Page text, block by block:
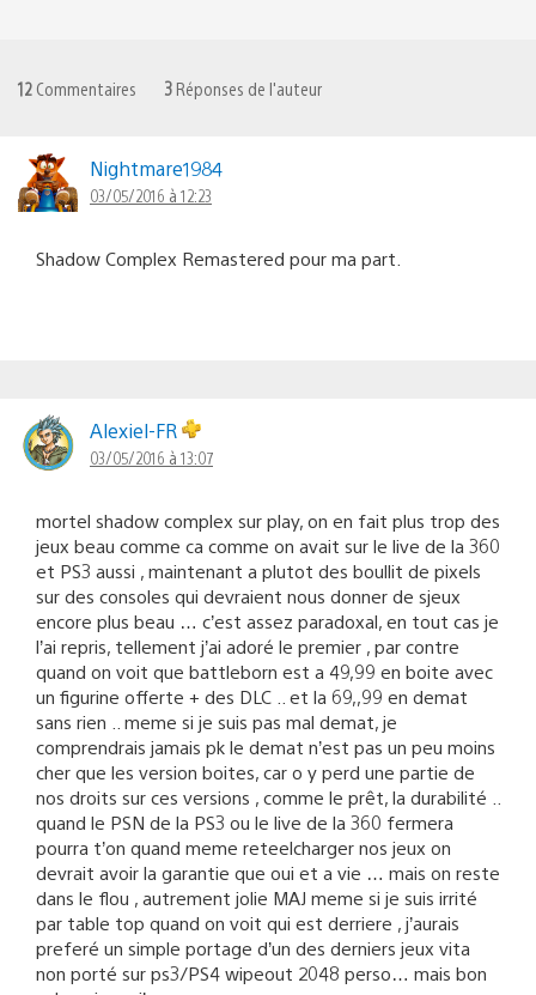
12 Commentaires 3 Réponses de l'auteur
Nightmare1984
03/05/2016 à 12:23
Shadow Complex Remastered pour ma part.
Alexiel-FR
03/05/2016 à 13:07
mortel shadow complex sur play, on en fait plus trop des
jeux beau comme ca comme on avait sur le live de la 360
et PS3 aussi , maintenant a plutot des boullit de pixels
sur des consoles qui devraient nous donner de sjeux
encore plus beau … c’est assez paradoxal, en tout cas je
l’ai repris, tellement j’ai adoré le premier , par contre
quand on voit que battleborn est a 49,99 en boite avec
un figurine offerte + des DLC .. et la 69,,99 en demat
sans rien .. meme si je suis pas mal demat, je
comprendrais jamais pk le demat n’est pas un peu moins
cher que les version boites, car o y perd une partie de
nos droits sur ces versions , comme le prêt, la durabilité ..
quand le PSN de la PS3 ou le live de la 360 fermera
pourra t’on quand meme reteelcharger nos jeux on
devrait avoir la garantie que oui et a vie … mais on reste
dans le flou , autrement jolie MAJ meme si je suis irrité
par table top quand on voit qui est derriere , j’aurais
preferé un simple portage d’un des derniers jeux vita
non porté sur ps3/PS4 wipeout 2048 perso… mais bon